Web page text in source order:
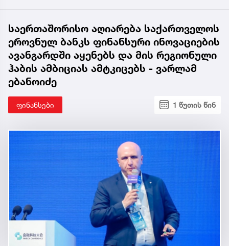
საერთაშორისო აღიარება საქართველოს
ეროვნულ ბანკს ფინანსური ინოვაციების
ავანგარდში აყენებს და მის რეგიონული
ჰაბის ამბიციას ამტკიცებს - ვარლამ
ებანოიძე
ფინანსები 1 წუთის წინ